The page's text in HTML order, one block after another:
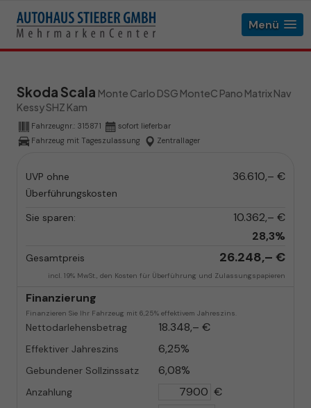
Menü
Skoda Scala Monte Carlo DSG MonteC Pano Matrix Nav
Kessy SHZ Kam
Fahrzeugnr.: 315871
sofort lieferbar
Fahrzeug mit Tageszulassung
Zentrallager
UVP ohne
Überführungskosten
36.610,– €
Sie sparen:
10.362,– €
28,3%
Gesamtpreis 26.248,– €
incl. 19% MwSt., den Kosten für Überführung und Zulassungspapieren
Finanzierung
Finanzieren Sie Ihr Fahrzeug mit 6,25% effektivem Jahreszins.
Nettodarlehensbetrag 18.348,– €
Effektiver Jahreszins 6,25%
Gebundener Sollzinssatz 6,08%
Anzahlung €